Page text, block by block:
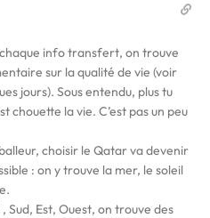
info transfert, on trouve
sur la qualité de vie (voir
jours). Sous entendu, plus tu
chouette la vie. C’est pas un peu
choisir le Qatar va devenir
: on y trouve la mer, le soleil
Sud, Est, Ouest, on trouve des